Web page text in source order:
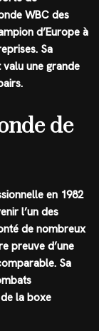
WBC des
d’Europe à
Sa
une grande
de
en 1982
l’un des
de nombreux
preuve d’une
Sa
la boxe